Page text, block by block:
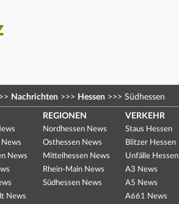
Nachrichten >>> Hessen >>> Südhessen
News
News
REGIONEN
Nordhessen News
Osthessen News
Mittelhessen News
Rhein-Main News
Südhessen News
VERKEHR
Staus Hessen
Blitzer Hessen
Unfälle Hessen
A3 News
A5 News
A661 News